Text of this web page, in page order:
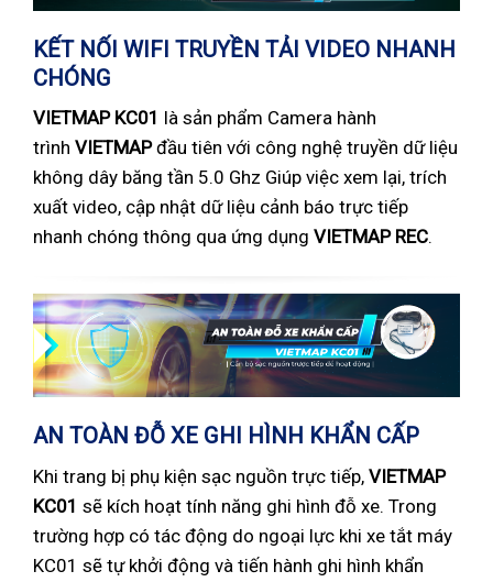
KẾT NỐI WIFI TRUYỀN TẢI VIDEO NHANH
CHÓNG
VIETMAP KC01 là sản phẩm Camera hành
trình VIETMAPđầu tiên với công nghệ truyền dữ liệu
không dây băng tần 5.0 Ghz Giúp việc xem lại, trích
xuất video, cập nhật dữ liệu cảnh báo trực tiếp
nhanh chóng thông qua ứng dụng VIETMAP REC.
AN TOÀN ĐỖ XE GHI HÌNH KHẨN CẤP
Khi trang bị phụ kiện sạc nguồn trực tiếp, VIETMAP
KC01 sẽ kích hoạt tính năng ghi hình đỗ xe. Trong
trường hợp có tác động do ngoại lực khi xe tắt máy
KC01 sẽ tự khởi động và tiến hành ghi hình khẩn